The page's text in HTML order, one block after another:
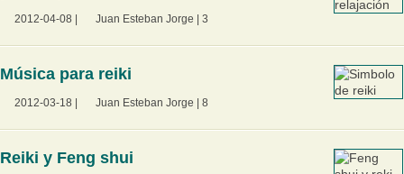
2012-04-08 Juan Esteban Jorge 3
Música para reiki
2012-03-18 Juan Esteban Jorge 8
Reiki y Feng shui